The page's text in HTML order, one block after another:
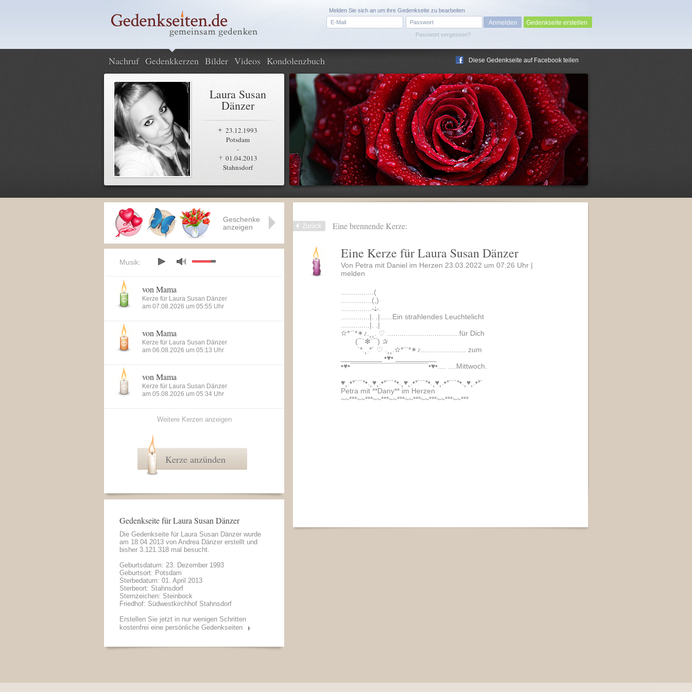
Passwort vergessen?
Melden Sie sich an um ihre Gedenkseite zu bearbeiten
Gedenkseite erstellen
Nachruf Gedenkkerzen Bilder Videos Kondolenzbuch Diese Gedenkseite auf Facebook teilen
Laura Susan
Dänzer
23.12.1993
Potsdam
-
01.04.2013
Stahnsdorf
Zurück Eine brennende Kerze:
Eine Kerze für Laura Susan Dänzer
Von Petra mit Daniel im Herzen 23.03.2022 um 07:26 Uhr |
melden
................(
...............(,)
...............-ﺜ-.
..............|. .|......Ein strahlendes Leuchtelicht
..............|. .|
✫*¨`*✶♪.¸¸. ♡ ...................................für Dich
(¯`✻´¯) ✰
`*.¸.*´ ♡ .¸¸.✫*¨`*✶♪...................... zum
__________ •♥• __________
•♥•¯¯¯¯¯¯¯¯¯¯¯¯¯¯¯¯¯¯¯•♥•.... ....Mittwoch.
♥¸.•*´¨`*•.¸♥¸.•*´¨`*•.¸♥¸.•*´¨`*•.¸♥¸.•*´¨`*•.¸♥¸.•*´
Petra mit **Dany** im Herzen
~~***~~***~~***~~***~~***~~***~~***~~***
Geschenke
anzeigen
Musik:
von Mama
Kerze für Laura Susan Dänzer
am 07.08.2026 um 05:55 Uhr
von Mama
Kerze für Laura Susan Dänzer
am 06.08.2026 um 05:13 Uhr
von Mama
Kerze für Laura Susan Dänzer
am 05.08.2026 um 05:34 Uhr
Weitere Kerzen anzeigen
Kerze anzünden
Gedenkseite für Laura Susan Dänzer
Die Gedenkseite für Laura Susan Dänzer wurde
am 18.04.2013 von Andrea Dänzer erstellt und
bisher 3.121.318 mal besucht.
Geburtsdatum: 23. Dezember 1993
Geburtsort: Potsdam
Sterbedatum: 01. April 2013
Sterbeort: Stahnsdorf
Sternzeichen: Steinbock
Friedhof: Südwestkirchhof Stahnsdorf
Erstellen Sie jetzt in nur wenigen Schritten
kostenfrei eine persönliche Gedenkseiten